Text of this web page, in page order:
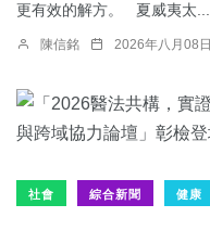
更有效的解方。 夏威夷太...
陳信銘 2026年八月08日
社會 綜合新聞 健康